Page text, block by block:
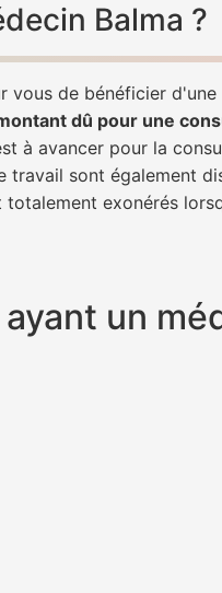
Balma ?
de bénéficier
dû pour une
à avancer pour la
sont également
exonérés
un